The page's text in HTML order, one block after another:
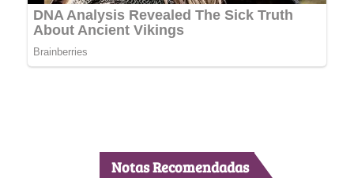
Notas Recomendadas